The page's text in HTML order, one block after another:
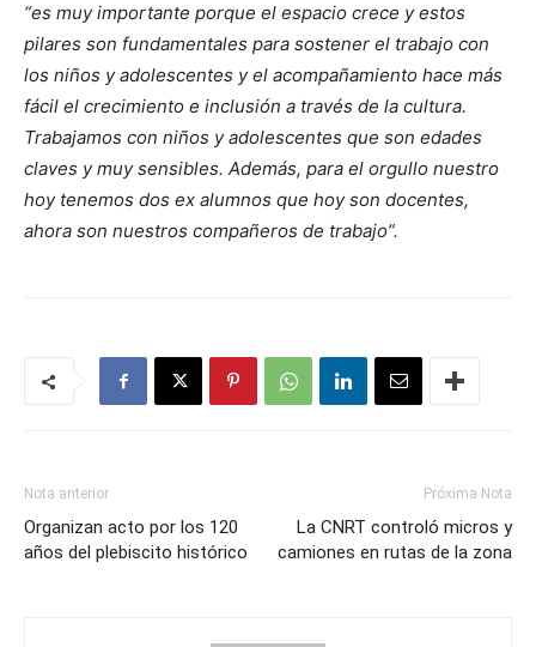
“es muy importante porque el espacio crece y estos
pilares son fundamentales para sostener el trabajo con
los niños y adolescentes y el acompañamiento hace más
fácil el crecimiento e inclusión a través de la cultura.
Trabajamos con niños y adolescentes que son edades
claves y muy sensibles. Además, para el orgullo nuestro
hoy tenemos dos ex alumnos que hoy son docentes,
ahora son nuestros compañeros de trabajo”.
Nota anterior
Organizan acto por los 120
años del plebiscito histórico
Próxima Nota
La CNRT controló micros y
camiones en rutas de la zona